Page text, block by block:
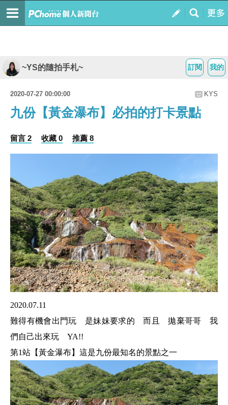
我的
訂閱
~YS的隨拍手札~
2020-07-27 00:00:00 KYS
九份【黃金瀑布】必拍的打卡景點
留言 2 收藏 0 推薦 8
2020.07.11
難得有機會出門玩 是妹妹要求的 而且 拋棄哥哥 我
們自己出來玩 YA!!
第1站【黃金瀑布】這是九份最知名的景點之一